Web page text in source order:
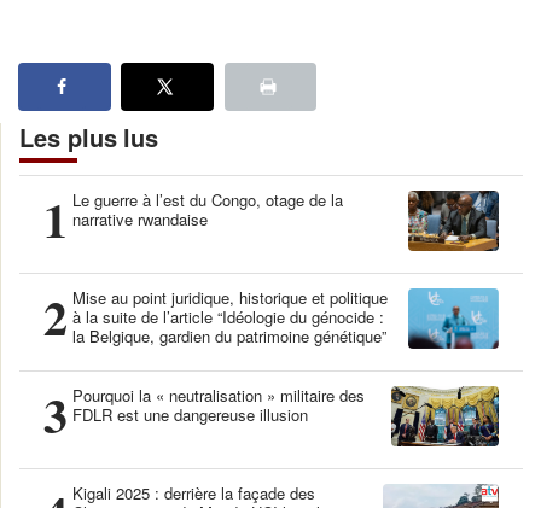
Les plus lus
1 Le guerre à l’est du Congo, otage de la
narrative rwandaise
2 Mise au point juridique, historique et politique
à la suite de l’article “Idéologie du génocide :
la Belgique, gardien du patrimoine génétique”
3 Pourquoi la « neutralisation » militaire des
FDLR est une dangereuse illusion
Kigali 2025 : derrière la façade des